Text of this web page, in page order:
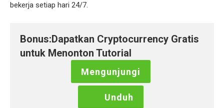
bekerja setiap hari 24/7.
Bonus:Dapatkan Cryptocurrency Gratis
untuk Menonton Tutorial
Mengunjungi
Unduh